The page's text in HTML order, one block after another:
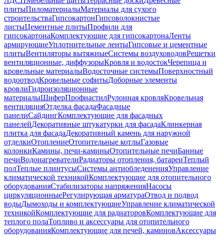
плитыПиломатериалыМатериалы для сухого
строительстваГипсокартонГипсоволокнистые
листыЦементные плитыПрофили для
гипсокартонаКомплектующие для гипсокартонаЛенты
армирующиеУплотнительные лентыГипсовые и цементные
плитыВентиляторы вытяжныеСистемы воздуховодовРешетки
вентиляционные, диффузорыКровля и водостокЧерепица и
кровельные материалыВодосточные системыПоверхностный
водоотводКровельные софитыДоборные элементы
кровлиГидроизоляционные
материалыШиферПрофнастилРулонная кровляКровельная
вентиляцияОтделка фасадаФасадные
панелиСайдингКомплектующие для фасадных
панелейДекоративные штукатурки для фасадаКлинкерная
плитка для фасадаДекоративный камень для наружной
отделкиОтоплениеОтопительные котлыГазовые
колонкиКамины, печи-каминыОтопительные печиБанные
печиВодонагревателиРадиаторы отопления, батареиТеплый
полТеплые плинтусыСистемы антиобледененияУправление
климатической техникойКомплектующие для отопительного
оборудованияСтабилизаторы напряженияНасосы
циркуляционныеРегулирующая арматураОтвод и подвод
водыДымоходы и комплектующиеУправление климатической
техникойКомплектующие для радиаторовКомплектующие для
теплого полаТопливо и аксессуары для отопительного
оборудованияКомплектующие для печей, каминовАксессуары